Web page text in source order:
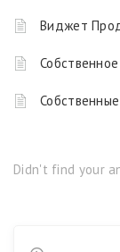
Виджет
Didn't find your